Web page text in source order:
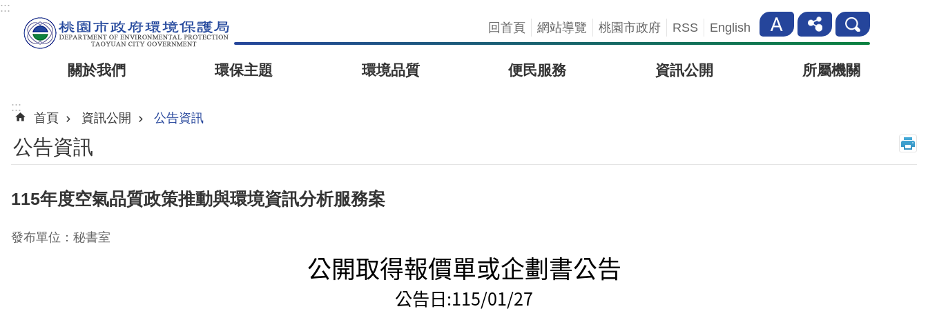
:::
回首頁
網站導覽 桃園市政府 RSS English
關於我們 環保主題 環境品質 便民服務 資訊公開 所屬機關
:::
首頁
資訊公開 公告資訊
公告資訊
115年度空氣品質政策推動與環境資訊分析服務案
發布單位：秘書室
公開取得報價單或企劃書公告
公告日:115/01/27